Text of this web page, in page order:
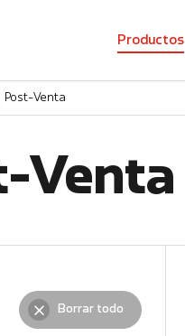
Productos
Post-Venta
Venta
Borrar todo